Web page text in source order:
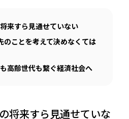
来すら見通せていない
のことを考えて決めなくては
高齢世代も繋ぐ経済社会へ
将来すら見通せていな